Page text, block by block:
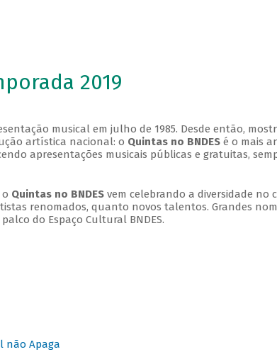
2019
musical em julho de 1985. Desde então,
artística nacional: o Quintas no BNDESé o mais
apresentações musicais públicas e gratuitas,
Quintas no BNDESvem celebrando a diversidade no
renomados, quanto novos talentos. Grandes
do Espaço Cultural BNDES.
não Apaga